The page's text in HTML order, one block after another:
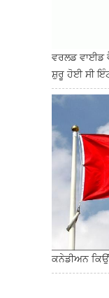
ਵਰਲਡ ਵਾਈਡ
ਸ਼ੁਰੂ ਹੋਈ ਸੀ
ਕਨੇਡੀਅਨ